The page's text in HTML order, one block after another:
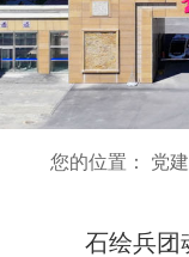
您的位置： 党
石绘兵